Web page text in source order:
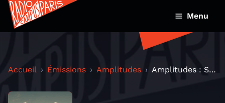
Menu
Accueil Émissions Amplitudes Amplitudes : Soleil